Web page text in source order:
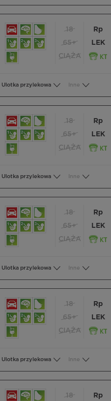
18
65+
CIĄŻA
Rp
LEK
Ulotka przylekowa Inne
18
65+
CIĄŻA
Rp
LEK
Ulotka przylekowa Inne
18
65+
CIĄŻA
Rp
LEK
Ulotka przylekowa Inne
18
65+
CIĄŻA
Rp
LEK
Ulotka przylekowa Inne
18
Rp